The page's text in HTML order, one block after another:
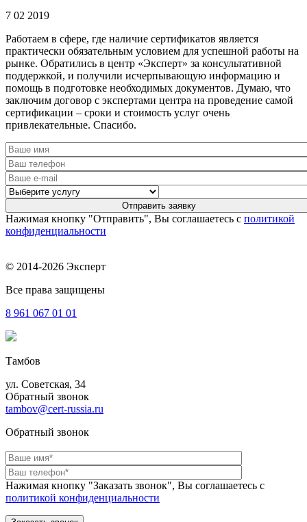
7 02 2019
Работаем в сфере, где наличие сертификатов является
практически обязательным условием для успешной работы на
рынке. Обратились в центр «Эксперт» за консультативной
поддержкой, и получили исчерпывающую информацию и
помощь в подготовке необходимых документов. Думаю, что
заключим договор с экспертами центра на проведение самой
сертификации – сроки и стоимость услуг очень
привлекательные. Спасибо.
Нажимая кнопку "Отправить", Вы соглашаетесь с политикой
конфиденциальности
© 2014-2026 Эксперт
Все права защищены
8 961 067 01 01
Тамбов
ул. Советская, 34
Обратный звонок
tambov@cert-russia.ru
Обратный звонок
Нажимая кнопку "Заказать звонок", Вы соглашаетесь с
политикой конфиденциальности